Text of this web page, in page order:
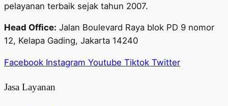
pelayanan terbaik sejak tahun 2007.
Head Office: Jalan Boulevard Raya blok PD 9 nomor
12, Kelapa Gading, Jakarta 14240
Facebook Instagram Youtube Tiktok Twitter
Jasa Layanan